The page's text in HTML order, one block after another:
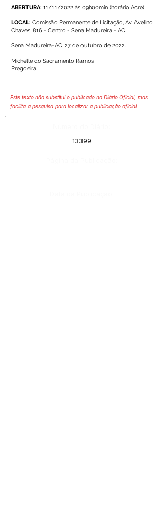
ABERTURA: 11/11/2022 às 09h00min (horário Acre)
LOCAL: Comissão Permanente de Licitação, Av. Avelino
Chaves, 816 - Centro - Sena Madureira - AC.
Sena Madureira-AC, 27 de outubro de 2022.
Michelle do Sacramento Ramos
Pregoeira.
Este texto não substitui o publicado no Diário Oficial, mas
facilita a pesquisa para localizar a publicação oficial.
13399